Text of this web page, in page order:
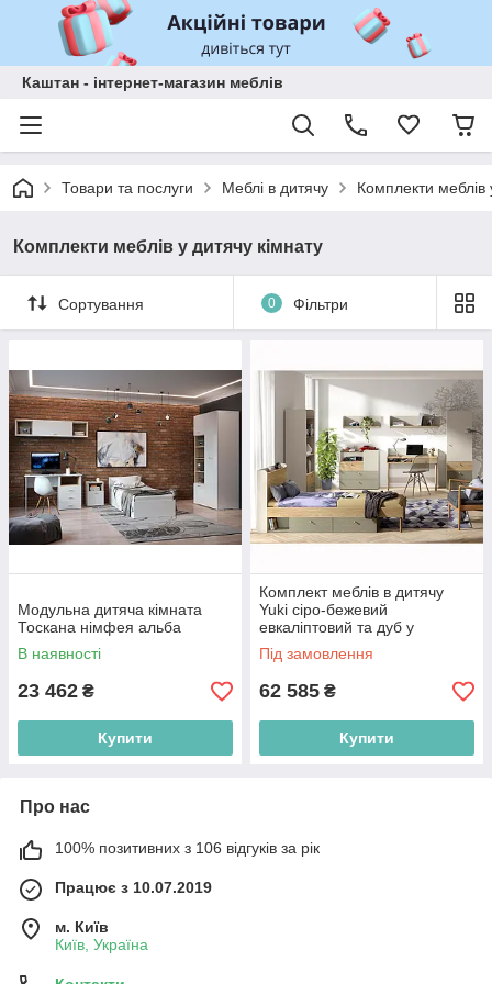
Каштан - інтернет-магазин меблів
Товари та послуги Меблі в дитячу Комплекти меблів
Комплекти меблів у дитячу кімнату
Сортування 0 Фільтри
Модульна дитяча кімната
Тоскана німфея альба
В наявності
23 462 ₴
Купити
Комплект меблів в дитячу
Yuki сіро-бежевий
евкаліптовий та дуб у
скандинавському стилі
Під замовлення
62 585 ₴
Купити
Про нас
100% позитивних з 106 відгуків за рік
Працює з 10.07.2019
м. Київ
Київ, Україна